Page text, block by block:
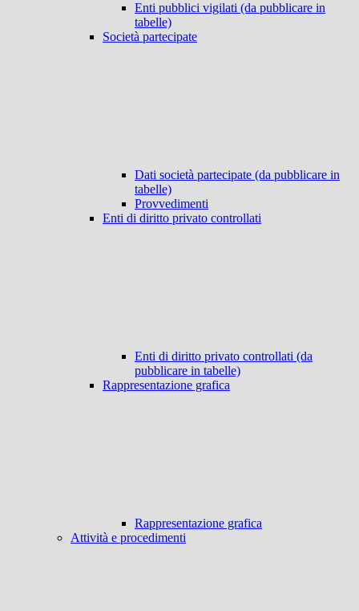
Enti pubblici vigilati (da pubblicare in
tabelle)
Società partecipate
Dati società partecipate (da pubblicare in
tabelle)
Provvedimenti
Enti di diritto privato controllati
Enti di diritto privato controllati (da
pubblicare in tabelle)
Rappresentazione grafica
Rappresentazione grafica
Attività e procedimenti